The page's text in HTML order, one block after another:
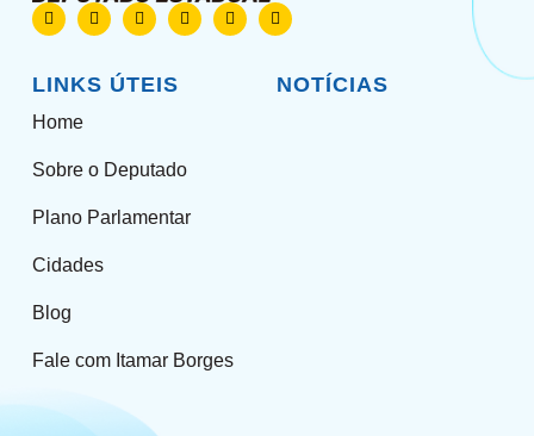
LINKS ÚTEIS
Home
Sobre o Deputado
Plano Parlamentar
Cidades
Blog
Fale com Itamar Borges
NOTÍCIAS